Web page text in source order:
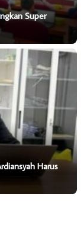
Super
Harus